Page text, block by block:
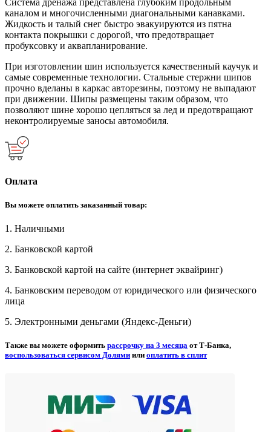
Система дренажа представлена глубоким продольным
каналом и многочисленными диагональными канавками.
Жидкость и талый снег быстро эвакуируются из пятна
контакта покрышки с дорогой, что предотвращает
пробуксовку и аквапланирование.
При изготовлении шин используется качественный каучук и
самые современные технологии. Стальные стержни шипов
прочно вделаны в каркас авторезины, поэтому не выпадают
при движении. Шипы размещены таким образом, что
позволяют шине хорошо цепляться за лед и предотвращают
неконтролируемые заносы автомобиля.
Оплата
Вы можете оплатить заказанный товар:
1. Наличными
2. Банковской картой
3. Банковской картой на сайте (интернет эквайринг)
4. Банковским переводом от юридического или физического
лица
5. Электронными деньгами (Яндекс-Деньги)
Также вы можете оформить рассрочку на 3 месяца от Т-Банка,
воспользоваться сервисом Долями или оплатить в сплит